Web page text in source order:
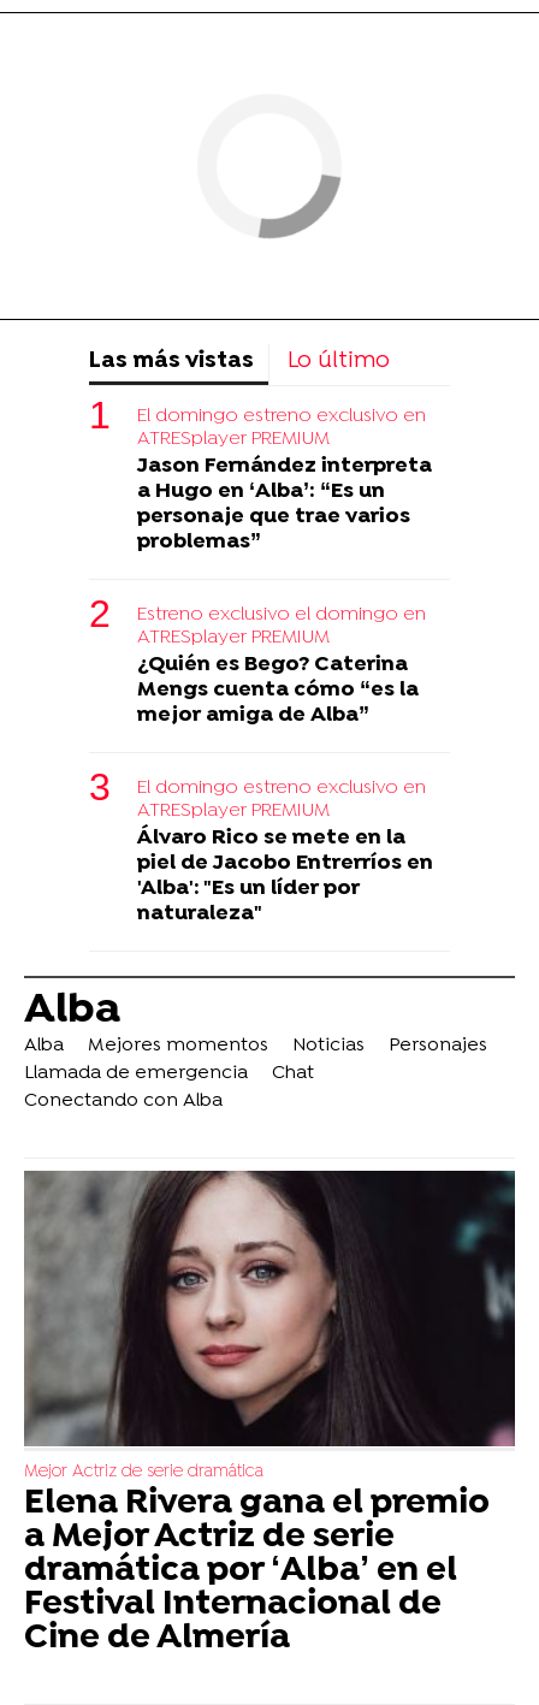
Las más vistas Lo último
El domingo estreno exclusivo en
ATRESplayer PREMIUM
Jason Fernández interpreta
a Hugo en ‘Alba’: “Es un
personaje que trae varios
problemas”
Estreno exclusivo el domingo en
ATRESplayer PREMIUM
¿Quién es Bego? Caterina
Mengs cuenta cómo “es la
mejor amiga de Alba”
El domingo estreno exclusivo en
ATRESplayer PREMIUM
Álvaro Rico se mete en la
piel de Jacobo Entrerríos en
'Alba': "Es un líder por
naturaleza"
Alba
Alba Mejores momentos Noticias
Personajes
Llamada de emergencia
Chat
Conectando con Alba
Mejor Actriz de serie dramática
Elena Rivera gana el premio
a Mejor Actriz de serie
dramática por ‘Alba’ en el
Festival Internacional de
Cine de Almería